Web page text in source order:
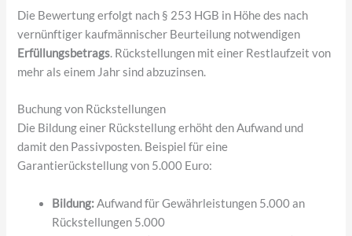
Die Bewertung erfolgt nach § 253 HGB in Höhe des nach
vernünftiger kaufmännischer Beurteilung notwendigen
Erfüllungsbetrags. Rückstellungen mit einer Restlaufzeit von
mehr als einem Jahr sind abzuzinsen.
Buchung von Rückstellungen
Die Bildung einer Rückstellung erhöht den Aufwand und
damit den Passivposten. Beispiel für eine
Garantierückstellung von 5.000 Euro:
Bildung:Aufwand für Gewährleistungen 5.000 an
Rückstellungen 5.000